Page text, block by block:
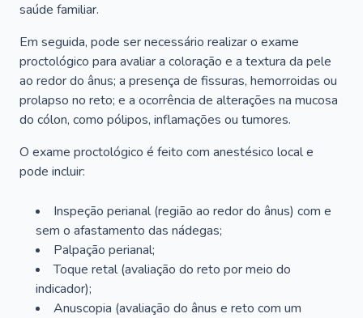
saúde familiar.
Em seguida, pode ser necessário realizar o exame
proctológico para avaliar a coloração e a textura da pele
ao redor do ânus; a presença de fissuras, hemorroidas ou
prolapso no reto; e a ocorrência de alterações na mucosa
do cólon, como pólipos, inflamações ou tumores.
O exame proctológico é feito com anestésico local e
pode incluir:
Inspeção perianal (região ao redor do ânus) com e
sem o afastamento das nádegas;
Palpação perianal;
Toque retal (avaliação do reto por meio do
indicador);
Anuscopia (avaliação do ânus e reto com um